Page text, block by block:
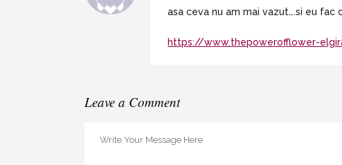
asa ceva nu am mai vazut….si eu
https://www.thepowerofflower-
Leave a Comment